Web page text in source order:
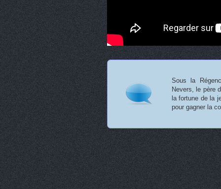
Sous la
Nevers, le père
la fortune de la
pour gagner la